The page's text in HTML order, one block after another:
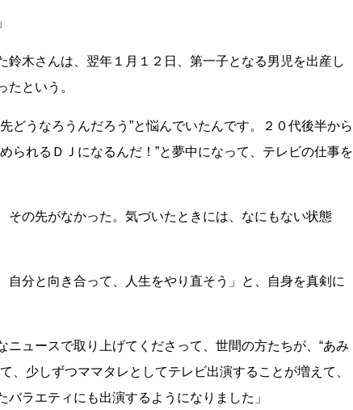
木さんは、翌年１月１２日、第一子となる男児を出産し
たという。
どうなろうんだろう”と悩んでいたんです。２０代後半から
られるＤＪになるんだ！”と夢中になって、テレビの仕事を
の先がなかった。気づいたときには、なにもない状態
分と向き合って、人生をやり直そう」と、自身を真剣に
ュースで取り上げてくださって、世間の方たちが、“あみ
、少しずつママタレとしてテレビ出演することが増えて、
ラエティにも出演するようになりました」